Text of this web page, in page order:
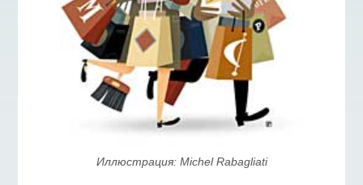
Иллюстрация: Michel Rabagliati